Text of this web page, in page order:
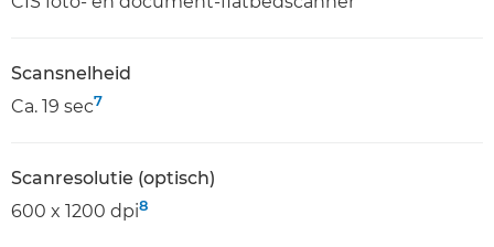
Scansnelheid
Ca. 19 sec7
Scanresolutie (optisch)
600 x 1200 dpi8